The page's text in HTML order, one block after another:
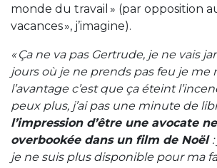
monde du travail » (par opposition
vacances », j’imagine).
« Ça ne va pas Gertrude, je ne vais
jours où je ne prends pas feu je me
l’avantage c’est que ça éteint
peux plus, j’ai pas une minute de
l’impression d’être une avocate
overbookée dans un film de Noël
je ne suis plus disponible pour ma